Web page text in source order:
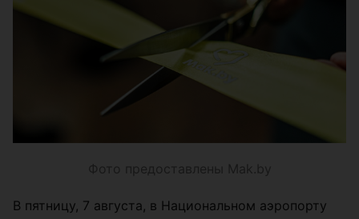
Фото предоставлены Mak.by
В пятницу, 7 августа, в Национальном аэропорту